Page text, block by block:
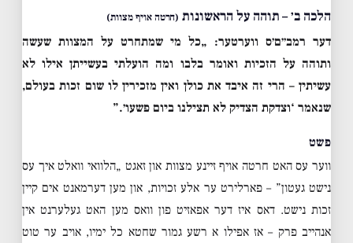
הלכה ב׳ – תוהה על הראשונות (חרטה אויף מצוות)
דער רמב״ם׳ס ווערטער: „כל מי שמתחרט על המצוות שעשה
ותוהה על הזכיות ואומר בלבו ומה הועלתי בעשייתן אילו לא
עשיתין – הרי זה איבד את כולן ואין מזכירין לו שום זכות בעולם,
שנאמר ‘וצדקת הצדיק לא תצילנו ביום פשעו׳.”
פשט
ווער עס האט חרטה אויף זיינע מצוות און זאגט „הלוואי וואלט איך עס
נישט געטון” – פארלירט ער אלע זכויות, און מען דערמאנט אים קיין
זכות נישט. דאס איז דער אפאזיט פון וואס מען האט געלערנט אין
אנהייב פרק – אז אפילו א רשע גמור שחטא כל ימיו, אויב ער טוט